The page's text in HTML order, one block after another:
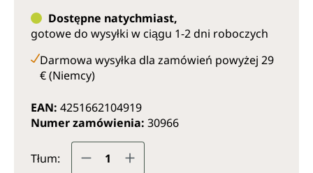
Dostępne natychmiast,
gotowe do wysyłki w ciągu 1-2 dni roboczych
Darmowa wysyłka dla zamówień powyżej 29
€ (Niemcy)
EAN: 4251662104919
Numer zamówienia: 30966
Tłum: Ilość produktu: Wprowadź